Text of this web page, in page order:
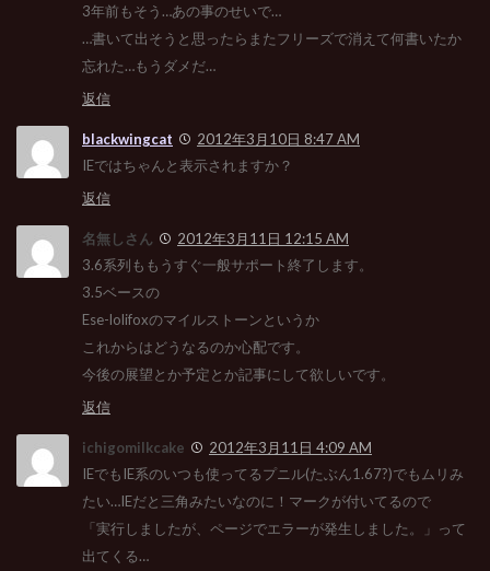
3年前もそう…あの事のせいで…
…書いて出そうと思ったらまたフリーズで消えて何書いたか
忘れた…もうダメだ…
返信
blackwingcat
2012年3月10日 8:47 AM
IEではちゃんと表示されますか？
返信
名無しさん
2012年3月11日 12:15 AM
3.6系列ももうすぐ一般サポート終了します。
3.5ベースの
Ese-lolifoxのマイルストーンというか
これからはどうなるのか心配です。
今後の展望とか予定とか記事にして欲しいです。
返信
ichigomilkcake
2012年3月11日 4:09 AM
IEでもIE系のいつも使ってるプニル(たぶん1.67?)でもムリみ
たい…IEだと三角みたいなのに！マークが付いてるので
「実行しましたが、ページでエラーが発生しました。」って
出てくる…